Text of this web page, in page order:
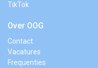
TikTok
Over OOG
Contact
Vacatures
Frequenties